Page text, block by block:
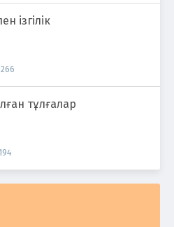
пен ізгілік
266
тұлғалар